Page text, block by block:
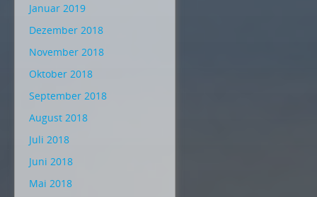
Januar 2019
Dezember 2018
November 2018
Oktober 2018
September 2018
August 2018
Juli 2018
Juni 2018
Mai 2018